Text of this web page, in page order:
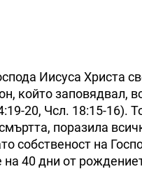
Иисуса Христа
който заповядвал,
20, Чсл. 18:15-16).
поразила
собственост на
40 дни от